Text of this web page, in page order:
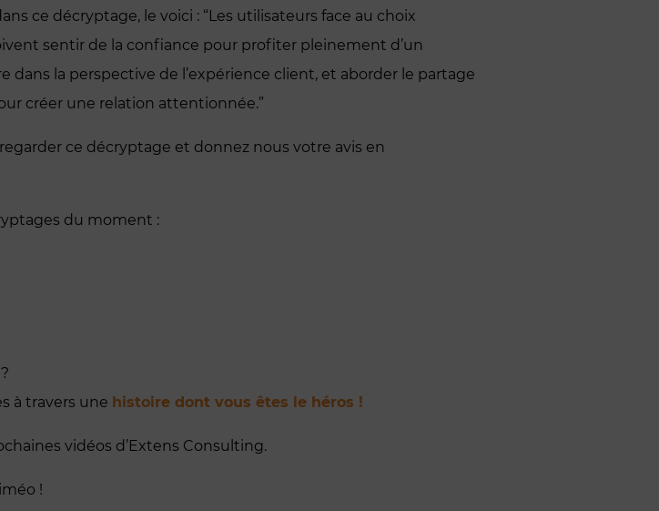
ce décryptage, le voici : “Les utilisateurs face au choix
sentir de la confiance pour profiter pleinement d’un
dans la perspective de l’expérience client, et aborder le partage
créer une relation attentionnée.”
ce décryptage et donnez nous votre avis en
du moment :
à travers une histoire dont vous êtes le héros !
vidéos d’Extens Consulting.
!